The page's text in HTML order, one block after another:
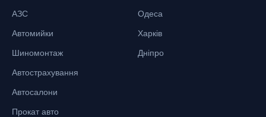
АЗС
Автомийки
Шиномонтаж
Автострахування
Автосалони
Прокат авто
Одеса
Харків
Дніпро